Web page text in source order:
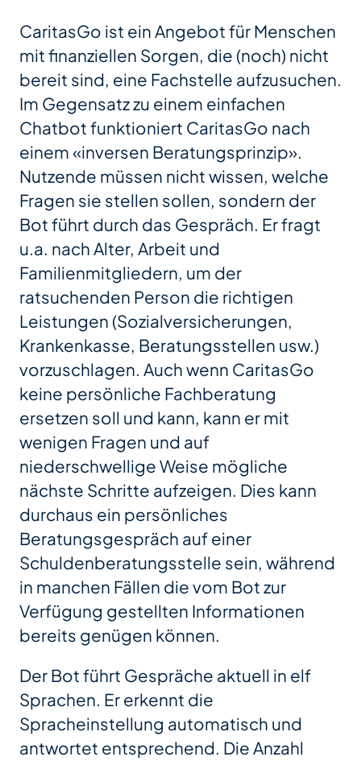
CaritasGo ist ein Angebot für Menschen
mit finanziellen Sorgen, die (noch) nicht
bereit sind, eine Fachstelle aufzusuchen.
Im Gegensatz zu einem einfachen
Chatbot funktioniert CaritasGo nach
einem «inversen Beratungsprinzip».
Nutzende müssen nicht wissen, welche
Fragen sie stellen sollen, sondern der
Bot führt durch das Gespräch. Er fragt
u.a. nach Alter, Arbeit und
Familienmitgliedern, um der
ratsuchenden Person die richtigen
Leistungen (Sozialversicherungen,
Krankenkasse, Beratungsstellen usw.)
vorzuschlagen. Auch wenn CaritasGo
keine persönliche Fachberatung
ersetzen soll und kann, kann er mit
wenigen Fragen und auf
niederschwellige Weise mögliche
nächste Schritte aufzeigen. Dies kann
durchaus ein persönliches
Beratungsgespräch auf einer
Schuldenberatungsstelle sein, während
in manchen Fällen die vom Bot zur
Verfügung gestellten Informationen
bereits genügen können.
Der Bot führt Gespräche aktuell in elf
Sprachen. Er erkennt die
Spracheinstellung automatisch und
antwortet entsprechend. Die Anzahl